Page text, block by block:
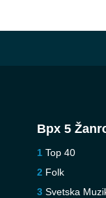
Врх 5
Top 40
Folk
Svetska